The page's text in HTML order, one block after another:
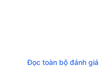
Đọc toàn bộ đánh giá